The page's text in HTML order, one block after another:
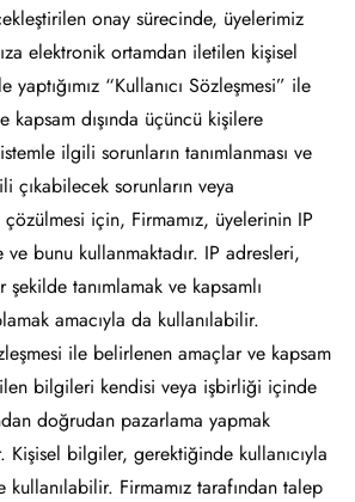
onay sürecinde, üyelerimiz
elektronik ortamdan iletilen kişisel
“Kullanıcı Sözleşmesi” ile
kapsam dışında üçüncü kişilere
ilgili sorunların tanımlanması ve
çıkabilecek sorunların veya
çözülmesi için, Firmamız, üyelerinin IP
bunu kullanmaktadır. IP adresleri,
şekilde tanımlamak ve kapsamlı
amacıyla da kullanılabilir.
ile belirlenen amaçlar ve kapsam
bilgileri kendisi veya işbirliği içinde
doğrudan pazarlama yapmak
Kişisel bilgiler, gerektiğinde kullanıcıyla
Firmamız tarafından talep